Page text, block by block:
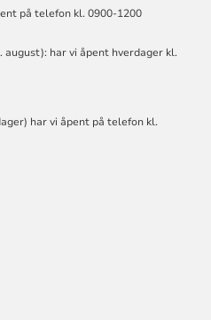
på telefon kl. 0900-1200
august): har vi åpent hverdager kl.
har vi åpent på telefon kl.